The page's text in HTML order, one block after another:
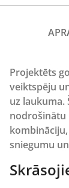
Projektēts
veiktspēju
uz laukuma.
nodrošinātu
sniegumu